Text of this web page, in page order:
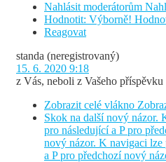
Nahlásit moderátorům
Hodnotit: Výborně!
Reagovat
standa (neregistrovaný)
15. 6. 2020 9:18
z Vás, neboli z Vašeho
Zobrazit celé vlákno
Skok na další nový názor.
pro následující a P pro
nový názor. K navigaci
a P pro předchozí nový